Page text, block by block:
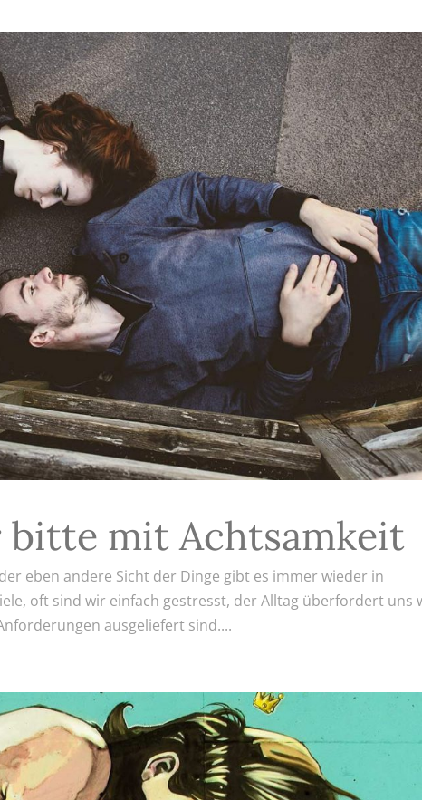
bitte mit Achtsamkeit
eben andere Sicht der Dinge gibt es immer wieder in
oft sind wir einfach gestresst, der Alltag überfordert uns
ausgeliefert sind....